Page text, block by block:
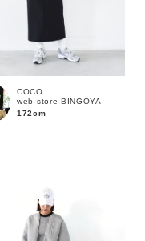
COCO
web store BINGOYA
172cm